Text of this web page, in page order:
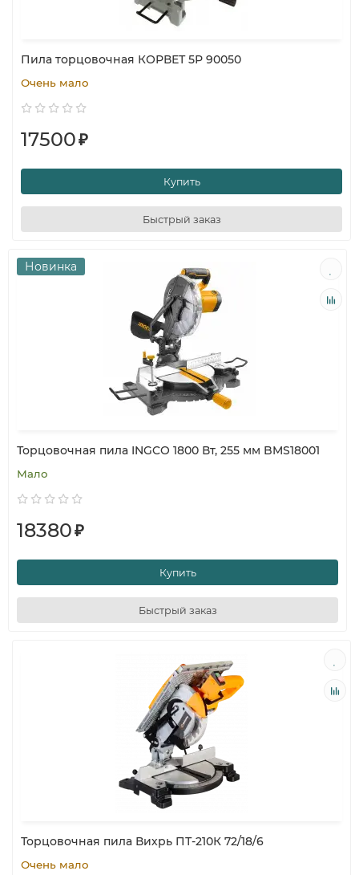
Пила торцовочная КОРВЕТ 5Р 90050
Очень мало
17500₽
Купить
Быстрый заказ
Новинка
Торцовочная пила INGCO 1800 Вт, 255 мм BMS18001
Мало
18380₽
Купить
Быстрый заказ
Торцовочная пила Вихрь ПТ-210К 72/18/6
Очень мало